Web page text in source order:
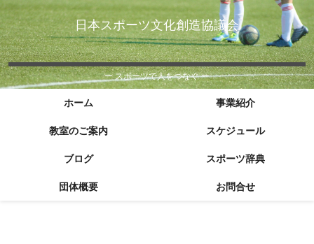
日本スポーツ文化創造協議会
ー スポーツで人をつなぐ ー
ホーム 事業紹介
教室のご案内 スケジュール
ブログ スポーツ辞典
団体概要 お問合せ